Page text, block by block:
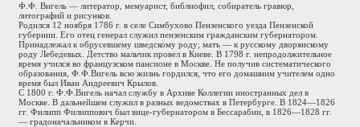
Ф.Ф. Вигель — литератор, мемуарист, библиофил, собиратель гравюр,
литографий и рисунков.
Родился 12 ноября 1786 г. в селе Симбухово Пензенского уезда Пензенской
губернии. Его отец генерал служил пензенским гражданским губернатором.
Принадлежал к обрусевшему шведскому роду; мать — к русскому дворянскому
роду Лебедевых. Детство мальчик провел в Киеве. В 1798 г. непродолжительное
время учился во французском пансионе в Москве. Не получив систематического
образования, Ф.Ф.Вигель всю жизнь гордился, что его домашним учителем одно
время был Иван Андреевич Крылов.
С 1800 г. Ф.Ф.Вигель начал службу в Архиве Коллегии иностранных дел в
Москве. В дальнейшем служил в разных ведомствах в Петербурге. В 1824—1826
гг. Филипп Филиппович был вице-губернатором в Бессарабии, в 1826—1828 гг.
— градоначальником в Керчи.